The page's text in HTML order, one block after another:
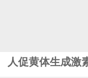
人促黄体生成激